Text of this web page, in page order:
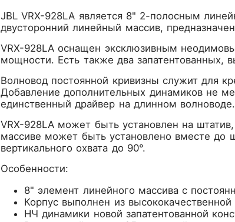
JBL VRX-928LA является 8" 2-полосным
двусторонний линейный массив,
VRX-928LA оснащен эксклюзивным
мощности. Есть также два запатентованных,
Волновод постоянной кривизны служит для
Добавление дополнительных динамиков не
единственный драйвер на длинном
VRX-928LA может быть установлен на
массиве может быть установлено вместе до
вертикального охвата до 90°.
Особенности:
8" элемент линейного массива с
Корпус выполнен из
НЧ динамики новой запатентованной